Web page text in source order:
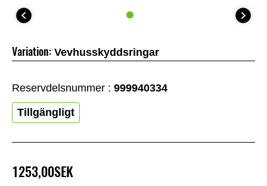
1253,00SEK
Variation: Vevhusskyddsringar
Reservdelsnummer : 999940334
Tillgängligt